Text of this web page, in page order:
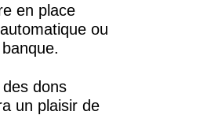
en place
ou
dons
un plaisir de